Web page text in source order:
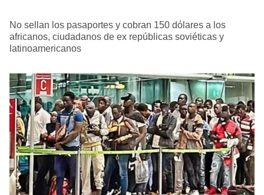
No sellan los pasaportes y cobran 150 dólares a los
africanos, ciudadanos de ex repúblicas soviéticas y
latinoamericanos